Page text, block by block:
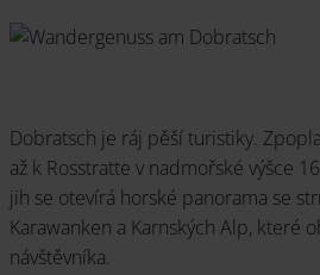
Dobratsch je ráj pěší turistiky.
až k Rosstratte v nadmořské výšce
jih se otevírá horské panorama se
Karawanken a Karnských Alp, které
návštěvníka.